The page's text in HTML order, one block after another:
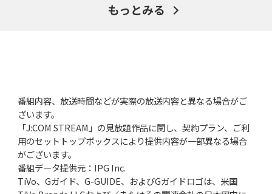
もっとみる
番組内容、放送時間などが実際の放送内容と異なる場合がご
ざいます。
「J:COM STREAM」の見放題作品に関し、契約プラン、ご利
用のセットトップボックスにより提供内容が一部異なる場合
がございます。
番組データ提供元：IPG Inc.
TiVo、Gガイド、G-GUIDE、およびGガイドロゴは、米国